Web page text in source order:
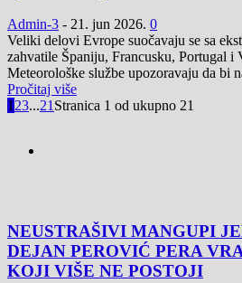
Admin-3 - 21. jun 2026. 0
Veliki delovi Evrope suočavaju se sa
zahvatile Španiju, Francusku, Portugal i
Meteorološke službe upozoravaju da bi
Pročitaj više
1 23...21 Stranica 1 od ukupno 21
NEUSTRAŠIVI MANGUPI
DEJAN PEROVIĆ PERA
KOJI VIŠE NE POSTOJI